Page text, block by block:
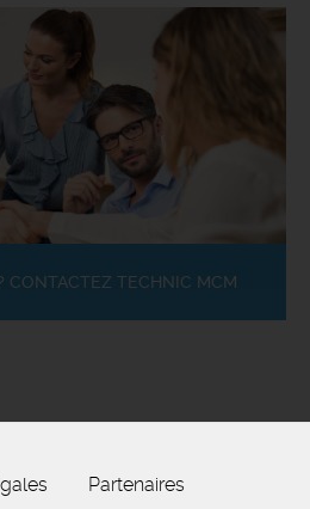
CONTACTEZ TECHNIC MCM
Partenaires